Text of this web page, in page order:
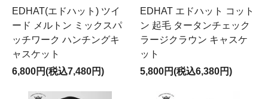
EDHAT(エドハット) ツイ
ード メルトン ミックスパ
ッチワーク ハンチングキ
ャスケット
6,800円(税込7,480円)
EDHAT エドハット コット
ン 起毛 タータンチェック
ラージクラウン キャスケ
ット
5,800円(税込6,380円)